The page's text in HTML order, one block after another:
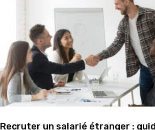
Recruter un salarié étranger :